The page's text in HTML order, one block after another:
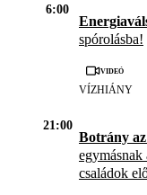
6:00
spórolásba!
Videó
VÍZHIÁNY
21:00
Botrány
egymásnak
családok